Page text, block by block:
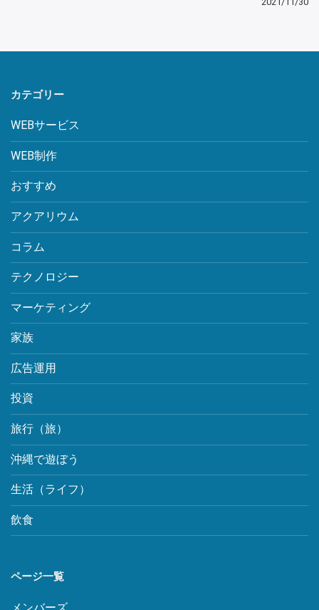
カテゴリー
WEBサービス
WEB制作
おすすめ
アクアリウム
コラム
テクノロジー
マーケティング
家族
広告運用
投資
旅行（旅）
沖縄で遊ぼう
生活（ライフ）
飲食
ページ一覧